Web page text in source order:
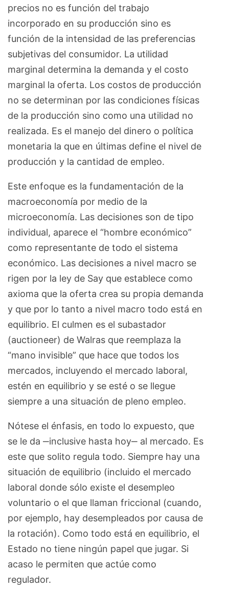
precios no es función del trabajo
incorporado en su producción sino es
función de la intensidad de las preferencias
subjetivas del consumidor. La utilidad
marginal determina la demanda y el costo
marginal la oferta. Los costos de producción
no se determinan por las condiciones físicas
de la producción sino como una utilidad no
realizada. Es el manejo del dinero o política
monetaria la que en últimas define el nivel de
producción y la cantidad de empleo.
Este enfoque es la fundamentación de la
macroeconomía por medio de la
microeconomía. Las decisiones son de tipo
individual, aparece el “hombre económico”
como representante de todo el sistema
económico. Las decisiones a nivel macro se
rigen por la ley de Say que establece como
axioma que la oferta crea su propia demanda
y que por lo tanto a nivel macro todo está en
equilibrio. El culmen es el subastador
(auctioneer) de Walras que reemplaza la
“mano invisible” que hace que todos los
mercados, incluyendo el mercado laboral,
estén en equilibrio y se esté o se llegue
siempre a una situación de pleno empleo.
Nótese el énfasis, en todo lo expuesto, que
se le da ‒inclusive hasta hoy‒ al mercado. Es
este que solito regula todo. Siempre hay una
situación de equilibrio (incluido el mercado
laboral donde sólo existe el desempleo
voluntario o el que llaman friccional (cuando,
por ejemplo, hay desempleados por causa de
la rotación). Como todo está en equilibrio, el
Estado no tiene ningún papel que jugar. Si
acaso le permiten que actúe como
regulador.